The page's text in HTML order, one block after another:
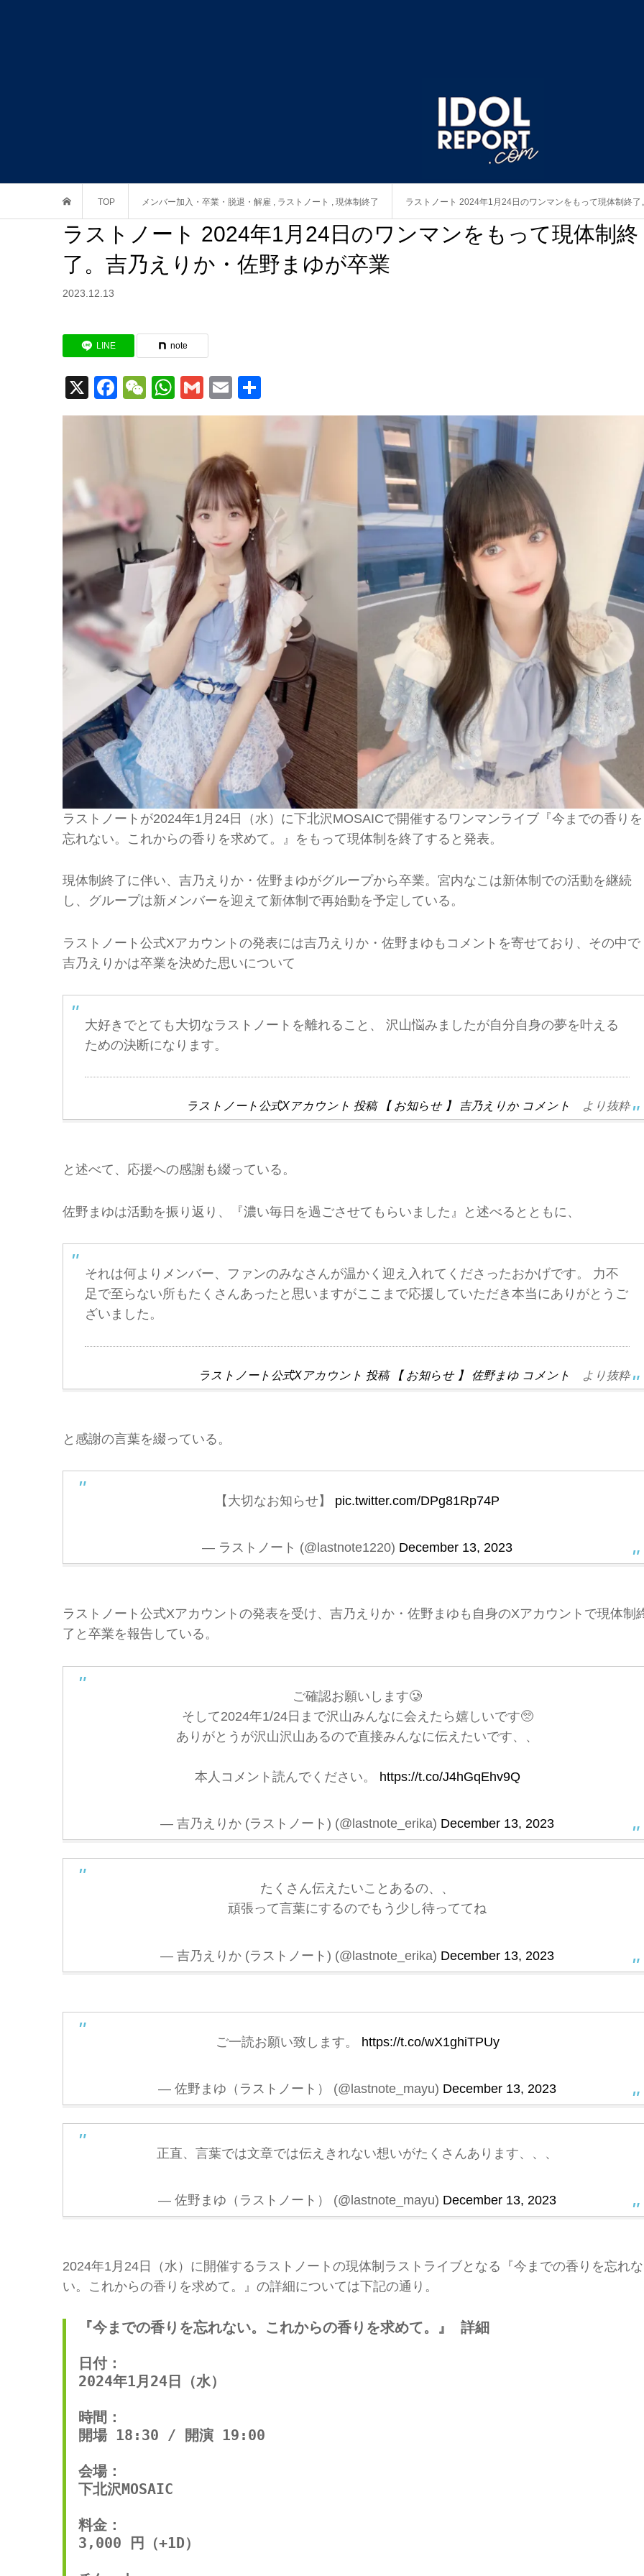
TOP メンバー加入・卒業・脱退・解雇 , ラストノート , 現体制終了 ラストノート 2024年1月24日のワンマンをもって現体制終
ラストノート 2024年1月24日のワンマンをもって現体制終
了。吉乃えりか・佐野まゆが卒業
2023.12.13
LINE note
X Facebook
WeChat
WhatsApp
GmailEmail
有
ラストノートが2024年1月24日（水）に下北沢MOSAICで開催するワンマンライブ『今までの香りを
忘れない。これからの香りを求めて。』をもって現体制を終了すると発表。
現体制終了に伴い、吉乃えりか・佐野まゆがグループから卒業。宮内なこは新体制での活動を継続
し、グループは新メンバーを迎えて新体制で再始動を予定している。
ラストノート公式Xアカウントの発表には吉乃えりか・佐野まゆもコメントを寄せており、その中で
吉乃えりかは卒業を決めた思いについて
大好きでとても大切なラストノートを離れること、 沢山悩みましたが自分自身の夢を叶える
ための決断になります。
ラストノート公式Xアカウント 投稿 【 お知らせ 】 吉乃えりか コメント より抜粋
と述べて、応援への感謝も綴っている。
佐野まゆは活動を振り返り、『濃い毎日を過ごさせてもらいました』と述べるとともに、
それは何よりメンバー、ファンのみなさんが温かく迎え入れてくださったおかげです。 力不
足で至らない所もたくさんあったと思いますがここまで応援していただき本当にありがとうご
ざいました。
ラストノート公式Xアカウント 投稿 【 お知らせ 】 佐野まゆ コメント より抜粋
と感謝の言葉を綴っている。
【大切なお知らせ】 pic.twitter.com/DPg81Rp74P
— ラストノート (@lastnote1220) December 13, 2023
ラストノート公式Xアカウントの発表を受け、吉乃えりか・佐野まゆも自身のXアカウントで現体制
了と卒業を報告している。
ご確認お願いします🥲
そして2024年1/24日まで沢山みんなに会えたら嬉しいです🥺
ありがとうが沢山沢山あるので直接みんなに伝えたいです、、
本人コメント読んでください。 https://t.co/J4hGqEhv9Q
— 吉乃えりか (ラストノート) (@lastnote_erika) December 13, 2023
たくさん伝えたいことあるの、、
頑張って言葉にするのでもう少し待っててね
— 吉乃えりか (ラストノート) (@lastnote_erika) December 13, 2023
ご一読お願い致します。 https://t.co/wX1ghiTPUy
— 佐野まゆ（ラストノート） (@lastnote_mayu) December 13, 2023
正直、言葉では文章では伝えきれない想いがたくさんあります、、、
— 佐野まゆ（ラストノート） (@lastnote_mayu) December 13, 2023
2024年1月24日（水）に開催するラストノートの現体制ラストライブとなる『今までの香りを忘れな
い。これからの香りを求めて。』の詳細については下記の通り。
『今までの香りを忘れない。これからの香りを求めて。』 詳細
日付：
2024年1月24日（水）
時間：
開場 18:30 / 開演 19:00
会場：
下北沢MOSAIC
料金：
3,000 円（+1D）